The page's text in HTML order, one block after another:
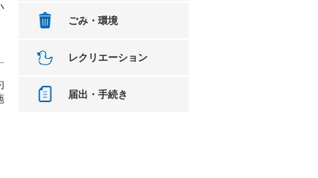
ごみ・環境
レクリエーション
届出・手続き